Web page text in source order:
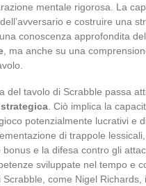
mentale rigorosa. La
e costruire una
conoscenza approfondita del
, ma anche su una
del tavolo di Scrabble passa
. Ciò implica la
potenzialmente lucrativi e
di trappole lessicali,
e la difesa contro gli
sviluppate nel tempo e
come Nigel Richards,